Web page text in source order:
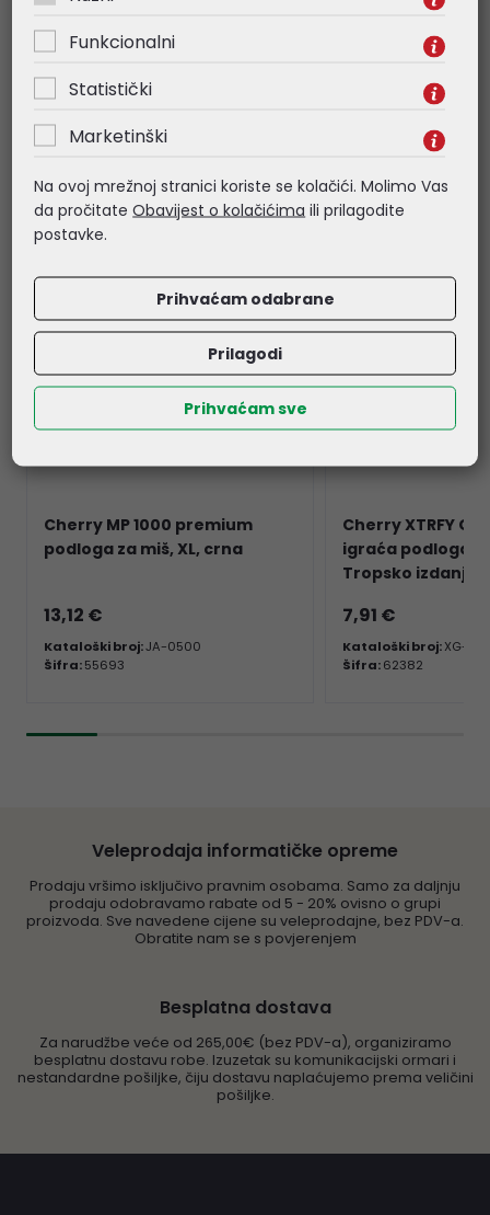
- Packing: 300 x 75 x 75 mm
Povezani proizvodi
Cherry MP 1000 premium
podloga za miš, XL, crna
13,12 €
Kataloški broj:JA-0500
Šifra:55693
Cherry XTRFY GP1
igraća podloga
Tropsko izdanje
7,91 €
Kataloški broj:XG-
Šifra:62382
Veleprodaja informatičke opreme
Prodaju vršimo isključivo pravnim osobama. Samo za daljnju
prodaju odobravamo rabate od 5 - 20% ovisno o grupi
proizvoda. Sve navedene cijene su veleprodajne, bez PDV-a.
Obratite nam se s povjerenjem
Besplatna dostava
Za narudžbe veće od 265,00€ (bez PDV-a), organiziramo
besplatnu dostavu robe. Izuzetak su komunikacijski ormari i
nestandardne pošiljke, čiju dostavu naplaćujemo prema veličini
pošiljke.
Funkcionalni
Statistički
Marketinški
Na ovoj mrežnoj stranici koriste se kolačići. Molimo Vas
da pročitateObavijest o kolačićima ili prilagodite
postavke.
Prihvaćam odabrane
Prilagodi
Prihvaćam sve